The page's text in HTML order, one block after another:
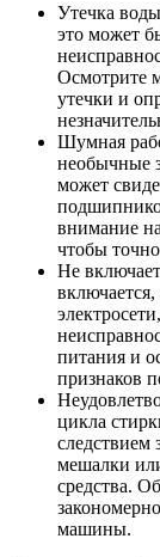
Утечка
это может
Осмотрите
утечки и
Шумная
необычные
может
внимание
чтобы
Не
питания и
признаков
цикла
следствием
мешалки
средства.
машины.